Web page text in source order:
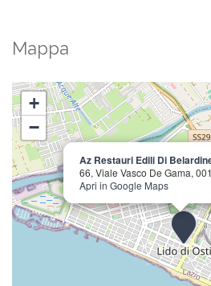
Mappa
Az Restauri Edili Di
66, Viale Vasco De Gama,
Apri in Google Maps
+
−